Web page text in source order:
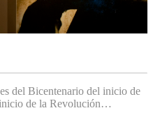
del Bicentenario del inicio de
de la Revolución…